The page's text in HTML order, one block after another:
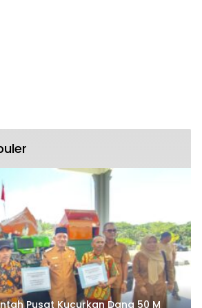
Pusat Kucurkan Dana 50 M